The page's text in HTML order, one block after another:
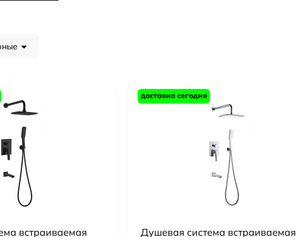
встраиваемая
доставка сегодня
Душевая система встраиваемая